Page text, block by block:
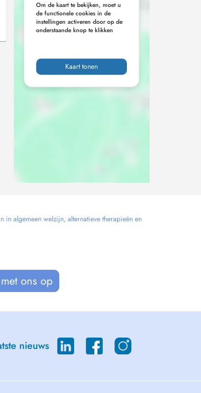
Om de kaart te bekijken, moet u
de functionele cookies in de
instellingen activeren door op de
onderstaande knop te klikken
Kaart tonen
algemeen welzijn, alternatieve therapieën en
ons op
nieuws